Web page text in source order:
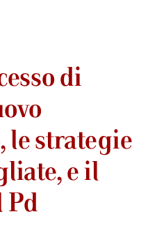
di
le strategie
e il
Pd